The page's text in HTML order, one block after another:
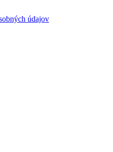
údajov